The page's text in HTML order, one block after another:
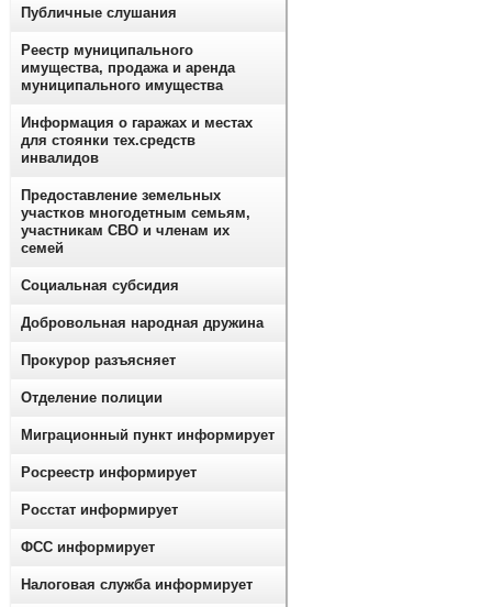
Публичные слушания
Реестр муниципального
имущества, продажа и аренда
муниципального имущества
Информация о гаражах и местах
для стоянки тех.средств
инвалидов
Предоставление земельных
участков многодетным семьям,
участникам СВО и членам их
семей
Социальная субсидия
Добровольная народная дружина
Прокурор разъясняет
Отделение полиции
Миграционный пункт информирует
Росреестр информирует
Росстат информирует
ФСС информирует
Налоговая служба информирует